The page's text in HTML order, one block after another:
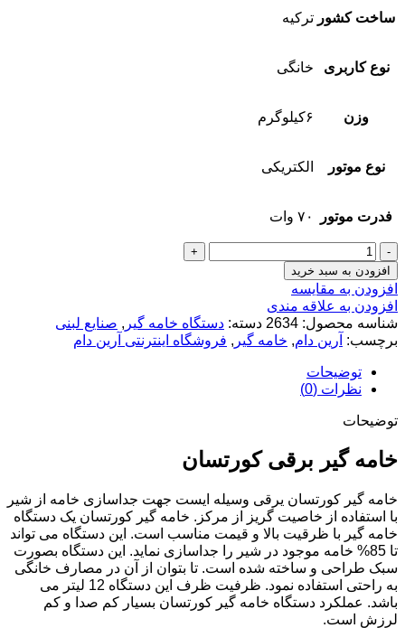
ساخت کشور ترکیه
نوع کاربری خانگی
وزن ۶کیلوگرم
نوع موتور الکتریکی
فدرت موتور ۷۰ وات
افزودن به سبد خرید
افزودن به مقایسه
افزودن به علاقه مندی
شناسه محصول: 2634 دسته: دستگاه خامه گیر , صنایع لبنی
برچسب: آرین دام, خامه گیر , فروشگاه اینترنتی آرین دام
توضیحات
نظرات (0)
توضیحات
خامه گیر برقی کورتسان
خامه گیر کورتسان یرقی وسیله ایست جهت جداسازی خامه از شیر
با استفاده از خاصیت گریز از مرکز. خامه گیر کورتسان یک دستگاه
خامه گیر با ظرقیت بالا و قیمت مناسب است. این دستگاه می تواند
تا 85% خامه موجود در شیر را جداسازی نماید. این دستگاه بصورت
سبک طراحی و ساخته شده است. تا بتوان از آن در مصارف خانگی
به راحتی استفاده نمود. ظرفیت ظرف این دستگاه 12 لیتر می
باشد. عملکرد دستگاه خامه گیر کورتسان بسیار کم صدا و کم
لرزش است.